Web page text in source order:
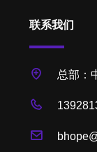
联系我们
总部：